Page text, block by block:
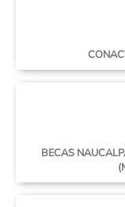
BECAS